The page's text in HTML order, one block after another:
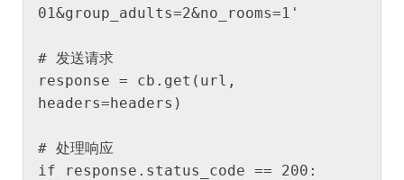
01&group_adults=2&no_rooms=1'
# 发送请求
response = cb.get(url,
headers=headers)
# 处理响应
if response.status_code == 200: